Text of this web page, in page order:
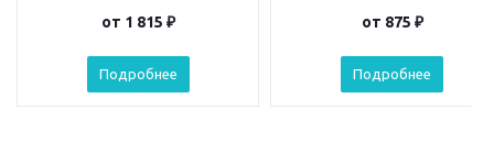
от 1 815 ₽
Подробнее
от 875 ₽
Подробнее